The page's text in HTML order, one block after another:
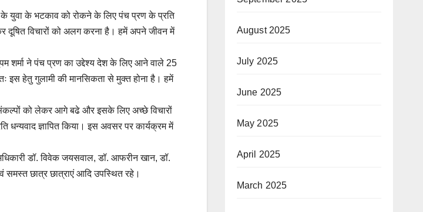
के युवा के भटकाव को रोकने के लिए पंच प्रण के प्रति
दूषित विचारों को अलग करना है। हमें अपने जीवन में
शर्मा ने पंच प्रण का उद्देश्य देश के लिए आने वाले 25
इस हेतु गुलामी की मानसिकता से मुक्त होना है। हमें
को लेकर आगे बढे और इसके लिए अच्छे विचारों
धन्यवाद ज्ञापित किया। इस अवसर पर कार्यक्रम में
डॉ. विवेक जयसवाल, डॉ. आफरीन खान, डॉ.
समस्त छात्र छात्राएं आदि उपस्थित रहे।
August 2025
July 2025
June 2025
May 2025
April 2025
March 2025